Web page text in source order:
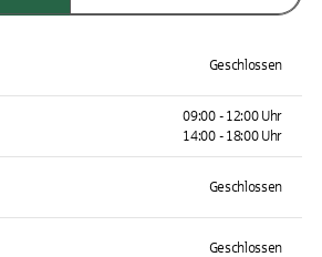
Geschlossen
09:00 - 12:00 Uhr
14:00 - 18:00 Uhr
Geschlossen
Geschlossen